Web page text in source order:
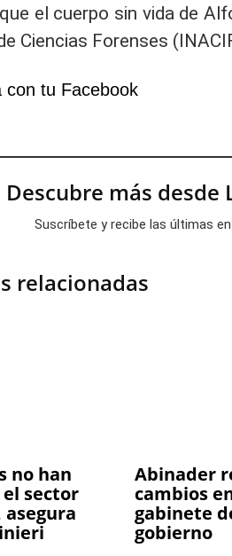
el cuerpo sin vida de
Ciencias Forenses
con tu Facebook
Descubre más desde
Suscríbete y recibe las últimas
relacionadas
no han
sector
Abinader
cambios
gabinete
gobierno